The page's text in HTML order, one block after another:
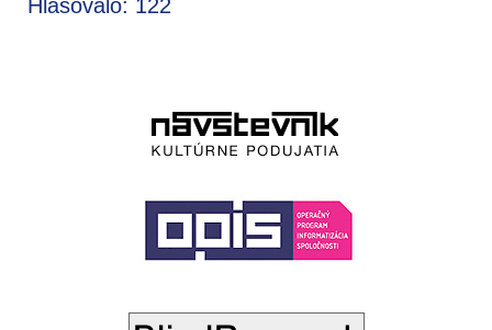
Hlasovalo: 122